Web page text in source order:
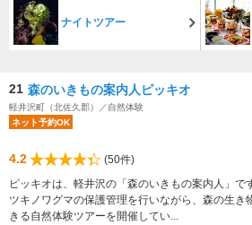
ナイトツアー
21 森のいきもの案内人ピッキオ
軽井沢町（北佐久郡）／自然体験
ネット予約OK
4.2
(50件)
ピッキオは、軽井沢の「森のいきもの案内人」で
ツキノワグマの保護管理を行いながら、森の生き
きる自然体験ツアーを開催してい...